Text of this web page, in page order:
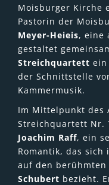
Moisburger Kirche
Pastorin der
Meyer-Heieis, eine
gestaltet
Streichquartett ein
der Schnittstelle
Kammermusik.
Im Mittelpunkt des
Streichquartett Nr.
Joachim Raff, ein
Romantik, das
auf den berühmten
Schubert bezieht.